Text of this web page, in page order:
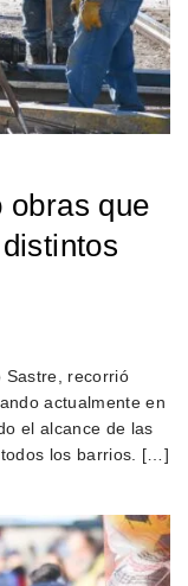
obras que
Sastre, recorrió
actualmente en
el alcance de las
los barrios. […]